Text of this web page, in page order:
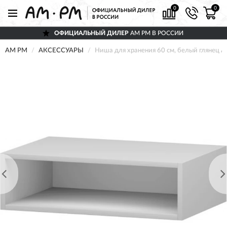
0 0
ОФИЦИАЛЬНЫЙ ДИЛЕР AM PM В РОССИИ
AM PM АКСЕССУАРЫ Ниша для хранения 60 см, белый глянец